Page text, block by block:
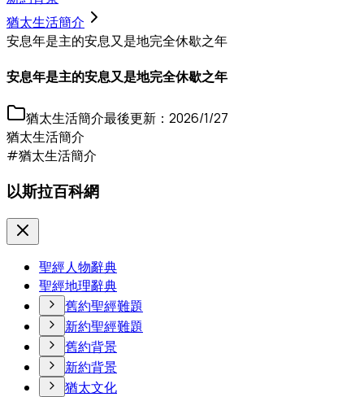
猶太生活簡介
安息年是主的安息又是地完全休歇之年
安息年是主的安息又是地完全休歇之年
猶太生活簡介最後更新： 2026/1/27
猶太生活簡介
#猶太生活簡介
以斯拉百科網
聖經人物辭典
聖經地理辭典
舊約聖經難題
新約聖經難題
舊約背景
新約背景
猶太文化